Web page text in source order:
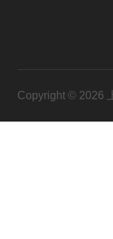
Copyright © 2026